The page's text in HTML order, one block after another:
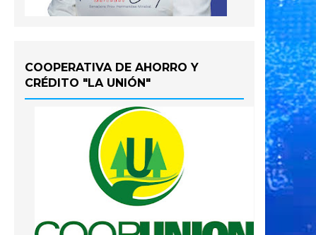
COOPERATIVA DE AHORRO Y
CRÉDITO "LA UNIÓN"